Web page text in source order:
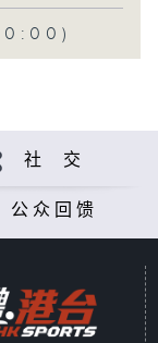
社 交
公众回馈